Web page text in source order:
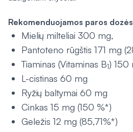
Rekomenduojamos paros
Mielių milteliai 300 mg,
Pantoteno rūgštis 171 mg
Tiaminas (Vitaminas B1) 150
L-cistinas 60 mg
Ryžių baltymai 60 mg
Cinkas 15 mg (150 %*)
Geležis 12 mg (85,71%*)